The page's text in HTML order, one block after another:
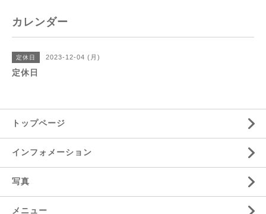
カレンダー
定休日 2023-12-04 (月)
定休日
トップページ
インフォメーション
写真
メニュー